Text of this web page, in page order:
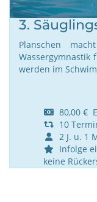
3.
Planschen
Wassergymnastik
werden im
80,00 €
10
2 J. u. 1
Infolge
keine